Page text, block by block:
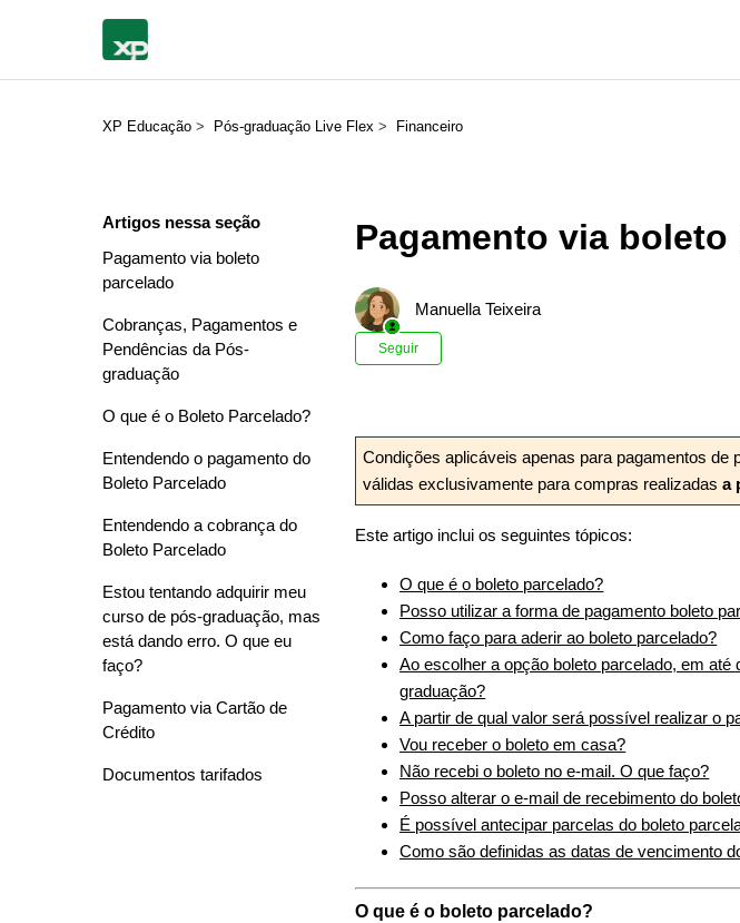
XP Educação Pós-graduação Live Flex Financeiro
Artigos nessa seção
Pagamento via boleto
parcelado
Cobranças, Pagamentos e
Pendências da Pós-
graduação
O que é o Boleto Parcelado?
Entendendo o pagamento do
Boleto Parcelado
Entendendo a cobrança do
Boleto Parcelado
Estou tentando adquirir meu
curso de pós-graduação, mas
está dando erro. O que eu
faço?
Pagamento via Cartão de
Crédito
Documentos tarifados
Pagamento via boleto
Manuella Teixeira
Seguir
Condições aplicáveis apenas para pagamentos de
válidas exclusivamente para compras realizadasa
Este artigo inclui os seguintes tópicos:
O que é o boleto parcelado?
Posso utilizar a forma de pagamento boleto
Como faço para aderir ao boleto parcelado?
Ao escolher a opção boleto parcelado, em
graduação?
A partir de qual valor será possível realizar o
Vou receber o boleto em casa?
Não recebi o boleto no e-mail. O que faço?
Posso alterar o e-mail de recebimento do
É possível antecipar parcelas do boleto
Como são definidas as datas de vencimento
O que é o boleto parcelado?